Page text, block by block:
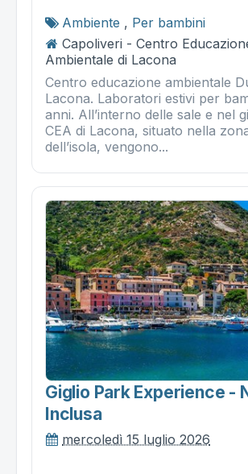
Ambiente , Per bambini
Capoliveri - Centro
Ambientale di Lacona
Centro educazione ambientale
Lacona. Laboratori estivi per
anni. All’interno delle sale e nel
CEA di Lacona, situato nella
dell’isola, vengono...
Giglio Park Experience -
Inclusa
mercoledì 15 luglio 2026